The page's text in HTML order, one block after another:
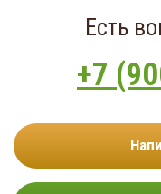
Есть
+7